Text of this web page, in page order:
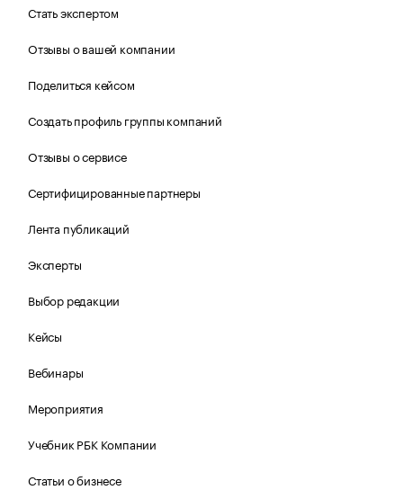
Стать экспертом
Отзывы о вашей компании
Поделиться кейсом
Создать профиль группы компаний
Отзывы о сервисе
Сертифицированные партнеры
Лента публикаций
Эксперты
Выбор редакции
Кейсы
Вебинары
Мероприятия
Учебник РБК Компании
Статьи о бизнесе